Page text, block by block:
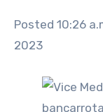
Posted 10:26 a.m. ET (2:26 p.m. GMT) on May 15,
2023